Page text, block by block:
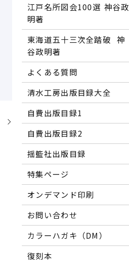
江戸名所図会100選―― 神谷政
明著
東海道五十三次全踏破 ―― 神
谷政明著
よくある質問
清水工房出版目録大全
自費出版目録1
自費出版目録2
揺籃社出版目録
特集ページ
オンデマンド印刷
お問い合わせ
カラーハガキ（DM）
復刻本